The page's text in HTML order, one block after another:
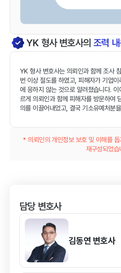
YK형사변호사의조력
YK 형사 변호사는 의뢰인과 함께 조사
번 이상 절도를 하였고, 피해자가 기업
에 응하지 않는 것으로 알려졌습니다.
르게 의뢰인과 함께 피해자를 방문하여
의를 이끌어내었고, 결국 기소유예처분
* 의뢰인의 개인정보 보호 및 이해를
재구성되었습
담당 변호사
김동연 변호사